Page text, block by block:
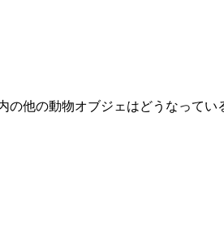
他の動物オブジェはどうなってい